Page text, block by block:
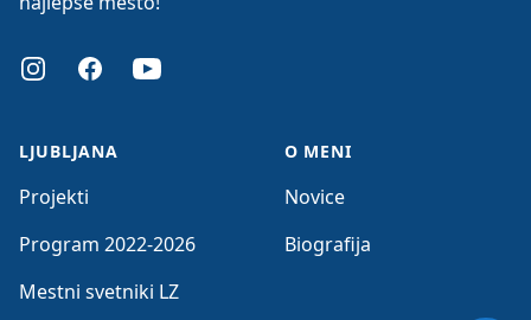
InstagramFacebookYoutube
LJUBLJANA
Projekti
Program 2022-2026
Mestni svetniki LZ
O MENI
Novice
Biografija